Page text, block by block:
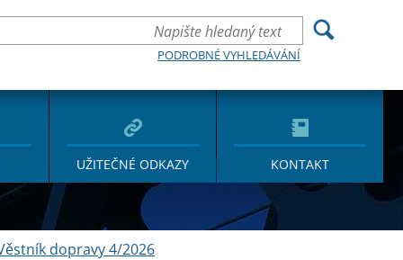
PODROBNÉ VYHLEDÁVÁNÍ
UŽITEČNÉ ODKAZY KONTAKT
dopravy 4/2026